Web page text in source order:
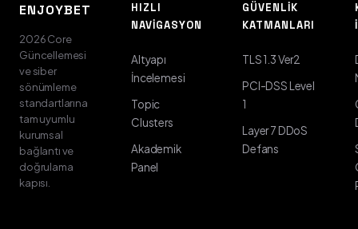
ENJOYBET
2026 Core
Güncellemesi
ve siber
sönümleme
standartlarına
tam uyumlu
kurumsal
bağlantı ve
doğrulama
kapısı.
HIZLI
NAVIGASYON
Altyapı
İncelemesi
Topic
Clusters
Akademik
Panel
GÜVENLIK
KATMANLARI
TLS 1.3 Ver2
PCI-DSS Level
1
Layer 7 DDoS
Defans